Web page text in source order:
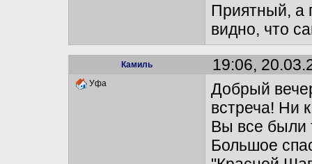
Приятный, а
видно, что
Камиль 19:06,
Уфа
Добрый
встреча! Ни
Вы все были
Большое